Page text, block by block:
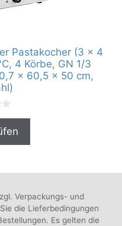
Pastakocher (3 x 4
4 Körbe, GN 1/3
x 60,5 x 50 cm,
Verpackungs- und
die Lieferbedingungen
Es gelten die